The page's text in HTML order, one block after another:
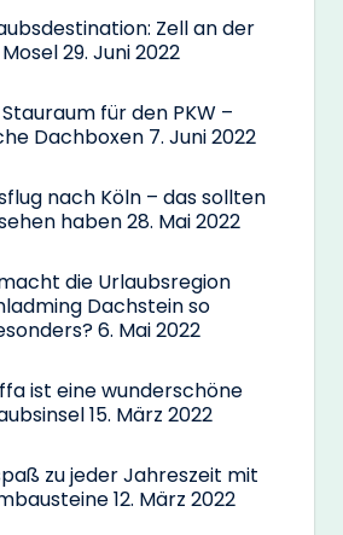
Zell an der
Mosel29. Juni 2022
für den PKW –
Dachboxen 7. Juni 2022
nach Köln – das sollten
haben28. Mai 2022
die Urlaubsregion
Dachstein so
6. Mai 2022
ist eine wunderschöne
15. März 2022
zu jeder Jahreszeit mit
12. März 2022